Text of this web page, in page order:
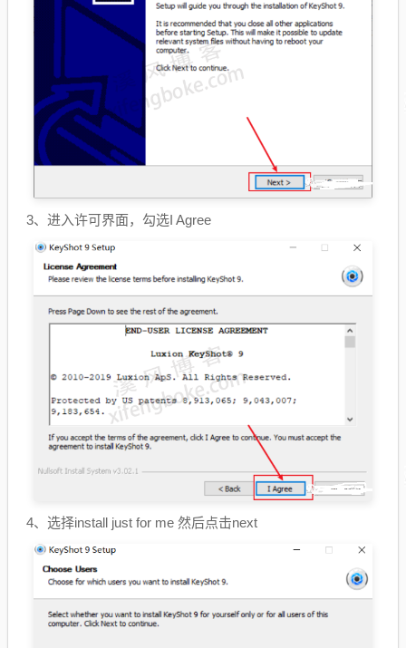
3、进入许可界面，勾选I Agree
4、选择install just for me 然后点击next